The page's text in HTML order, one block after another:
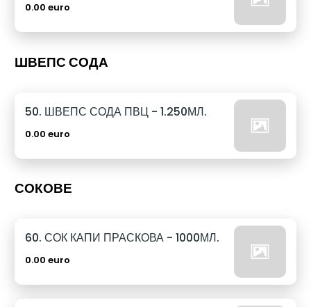
0.00 euro
ШВЕПС СОДА
50. ШВЕПС СОДА ПВЦ - 1.250МЛ.
0.00 euro
СОКОВЕ
60. СОК КАПИ ПРАСКОВА - 1000МЛ.
0.00 euro